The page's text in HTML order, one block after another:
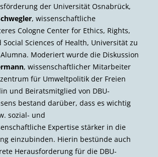
der Universität Osnabrück,
, wissenschaftliche
Cologne Center for Ethics, Rights,
Social Sciences of Health, Universität zu
Moderiert wurde die Diskussion
, wissenschaftlicher Mitarbeiter
für Umweltpolitik der Freien
und Beiratsmitglied von DBU-
bestand darüber, dass es wichtig
sozial- und
Expertise stärker in die
einzubinden. Hierin bestünde auch
Herausforderung für die DBU-